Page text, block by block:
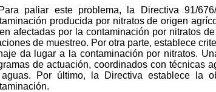
Para paliar este problema, la Directiva 91/
producida por nitratos de origen
afectadas por la contaminación por nitratos
de muestreo. Por otra parte, establece
da lugar a la contaminación por nitratos.
de actuación, coordinados con técnicas
aguas. Por último, la Directiva establece la